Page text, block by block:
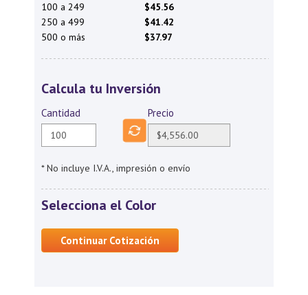
100 a 249
$45.56
250 a 499
$41.42
500 o más
$37.97
Calcula tu Inversión
Cantidad Precio
* No incluye I.V.A., impresión o envío
Selecciona el Color
Continuar Cotización